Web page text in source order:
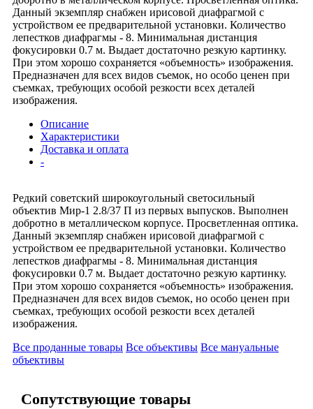
Данный экземпляр снабжен ирисовой диафрагмой с
устройством ее предварительной установки. Количество
лепестков диафрагмы - 8. Минимальная дистанция
фокусировки 0.7 м. Выдает достаточно резкую картинку.
При этом хорошо сохраняется «объемность» изображения.
Предназначен для всех видов съемок, но особо ценен при
съемках, требующих особой резкости всех деталей
изображения.
Описание
Характеристики
Доставка и оплата
-
Редкий советский широкоугольный светосильный
объектив Мир-1 2.8/37 П из первых выпусков. Выполнен
добротно в металлическом корпусе. Просветленная оптика.
Данный экземпляр снабжен ирисовой диафрагмой с
устройством ее предварительной установки. Количество
лепестков диафрагмы - 8. Минимальная дистанция
фокусировки 0.7 м. Выдает достаточно резкую картинку.
При этом хорошо сохраняется «объемность» изображения.
Предназначен для всех видов съемок, но особо ценен при
съемках, требующих особой резкости всех деталей
изображения.
Все проданные товары Все объективы Все мануальные
объективы
Сопутствующие товары